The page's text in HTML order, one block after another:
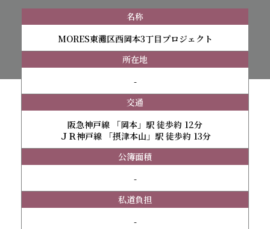
名称
MORES東灘区西岡本3丁目プロジェクト
所在地
-
交通
阪急神戸線 「岡本」駅 徒歩約 12分
ＪＲ神戸線 「摂津本山」駅 徒歩約 13分
公簿面積
-
私道負担
-